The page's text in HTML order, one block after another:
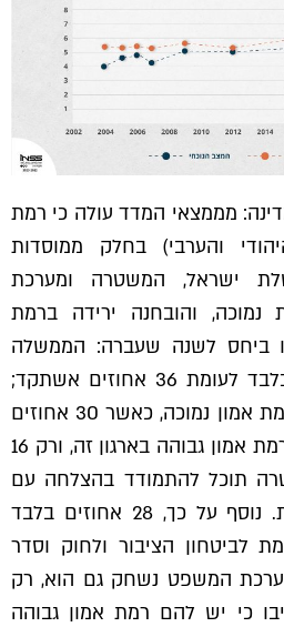
מממצאי המדד עולה כי רמת
והערבי) בחלק ממוסדות
ישראל, המשטרה ומערכת
והובחנה ירידה ברמת
ביחס לשנה שעברה: הממשלה
זכתה ל-27 אחוזי אמון בלבד לעומת 36 אחוזים אשתקד;
משטרת ישראל זכתה ברמת אמון נמוכה, כאשר 30 אחוזים
בלבד השיבו כי יש להם רמת אמון גבוהה בארגון זה, ורק 16
תוכל להתמודד בהצלחה עם
הפשיעה בחברה הערבית. נוסף על כך, 28 אחוזים בלבד
לביטחון הציבור ולחוק וסדר
המשפט נשחק גם הוא, רק
כי יש להם רמת אמון גבוהה